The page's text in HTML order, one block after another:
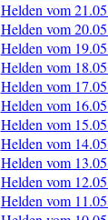
Helden vom
Helden vom
Helden vom
Helden vom
Helden vom
Helden vom
Helden vom
Helden vom
Helden vom
Helden vom
Helden vom